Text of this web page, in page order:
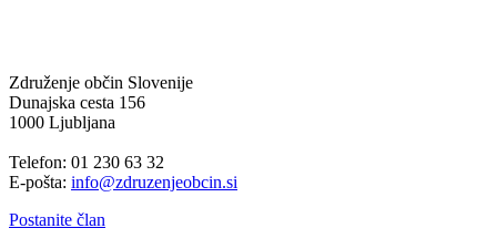
Združenje občin Slovenije
Dunajska cesta 156
1000 Ljubljana
Telefon: 01 230 63 32
E-pošta: info@zdruzenjeobcin.si
Postanite član